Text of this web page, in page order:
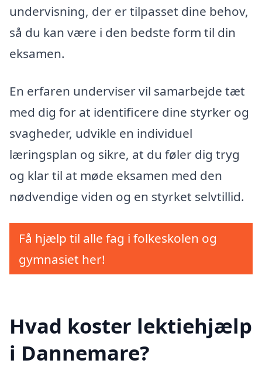
undervisning, der er tilpasset dine behov,
så du kan være i den bedste form til din
eksamen.
En erfaren underviser vil samarbejde tæt
med dig for at identificere dine styrker og
svagheder, udvikle en individuel
læringsplan og sikre, at du føler dig tryg
og klar til at møde eksamen med den
nødvendige viden og en styrket selvtillid.
Få hjælp til alle fag i folkeskolen og
gymnasiet her!
Hvad koster lektiehjælp
i Dannemare?